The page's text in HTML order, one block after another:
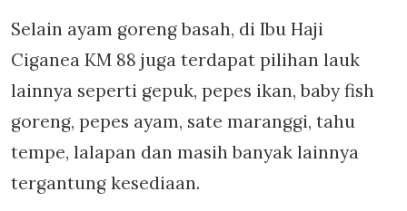
Selain ayam goreng basah, di Ibu Haji
Ciganea KM 88 juga terdapat pilihan lauk
lainnya seperti gepuk, pepes ikan, baby fish
goreng, pepes ayam, sate maranggi, tahu
tempe, lalapan dan masih banyak lainnya
tergantung kesediaan.